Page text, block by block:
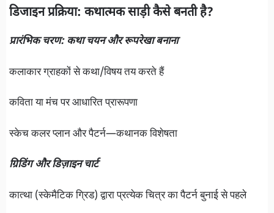
डिजाइन प्रक्रिया: कथात्मक साड़ी कैसे बनती है?
प्रारंभिक चरण: कथा चयन और रूपरेखा बनाना
कलाकार ग्राहकों से कथा/विषय तय करते हैं
कविता या मंच पर आधारित प्रारूपणा
स्केच कलर प्लान और पैटर्न—कथानक विशेषता
ग्रिडिंग और डिज़ाइन चार्ट
कात्था (स्केमैटिक ग्रिड) द्वारा प्रत्येक चित्र का पैटर्न बुनाई से पहले